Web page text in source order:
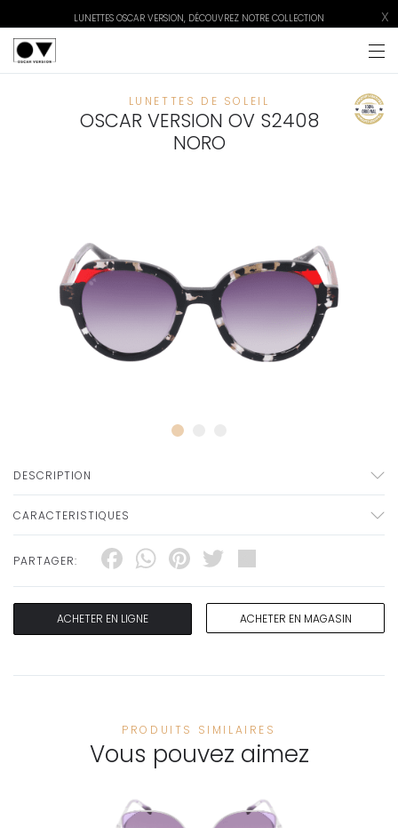
LUNETTES OSCAR VERSION, DÉCOUVREZ NOTRE COLLECTION X
LUNETTES DE SOLEIL
OSCAR VERSION OV S2408
NORO
DESCRIPTION
CARACTERISTIQUES
PARTAGER: Facebook
WhatsApp
Pinterest
Twitter
ACHETER EN LIGNE ACHETER EN MAGASIN
PRODUITS SIMILAIRES
Vous pouvez aimez